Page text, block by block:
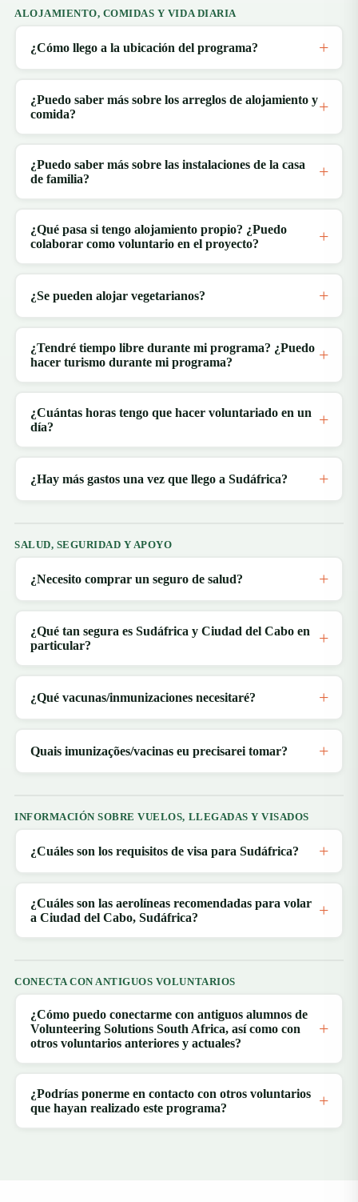
ALOJAMIENTO, COMIDAS Y VIDA DIARIA
¿Cómo llego a la ubicación del programa?
¿Puedo saber más sobre los arreglos de alojamiento y
comida?
¿Puedo saber más sobre las instalaciones de la casa
de familia?
¿Qué pasa si tengo alojamiento propio? ¿Puedo
colaborar como voluntario en el proyecto?
¿Se pueden alojar vegetarianos?
¿Tendré tiempo libre durante mi programa? ¿Puedo
hacer turismo durante mi programa?
¿Cuántas horas tengo que hacer voluntariado en un
día?
¿Hay más gastos una vez que llego a Sudáfrica?
SALUD, SEGURIDAD Y APOYO
¿Necesito comprar un seguro de salud?
¿Qué tan segura es Sudáfrica y Ciudad del Cabo en
particular?
¿Qué vacunas/inmunizaciones necesitaré?
Quais imunizações/vacinas eu precisarei tomar?
INFORMACIÓN SOBRE VUELOS, LLEGADAS Y VISADOS
¿Cuáles son los requisitos de visa para Sudáfrica?
¿Cuáles son las aerolíneas recomendadas para volar
a Ciudad del Cabo, Sudáfrica?
CONECTA CON ANTIGUOS VOLUNTARIOS
¿Cómo puedo conectarme con antiguos alumnos de
Volunteering Solutions South Africa, así como con
otros voluntarios anteriores y actuales?
¿Podrías ponerme en contacto con otros voluntarios
que hayan realizado este programa?